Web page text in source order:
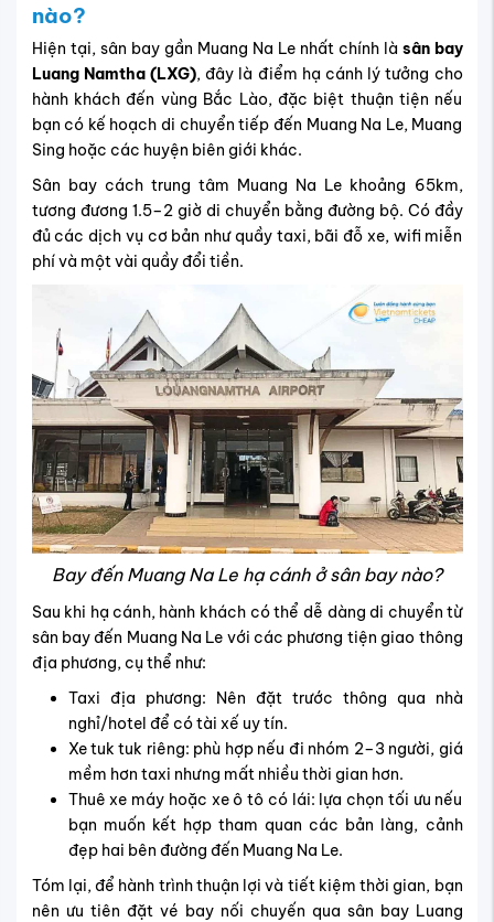
nào?
Hiện tại, sân bay gần Muang Na Le nhất chính là sân bay
Luang Namtha (LXG), đây là điểm hạ cánh lý tưởng cho
hành khách đến vùng Bắc Lào, đặc biệt thuận tiện nếu
bạn có kế hoạch di chuyển tiếp đến Muang Na Le, Muang
Sing hoặc các huyện biên giới khác.
Sân bay cách trung tâm Muang Na Le khoảng 65km,
tương đương 1.5–2 giờ di chuyển bằng đường bộ. Có đầy
đủ các dịch vụ cơ bản như quầy taxi, bãi đỗ xe, wifi miễn
phí và một vài quầy đổi tiền.
Bay đến Muang Na Le hạ cánh ở sân bay nào?
Sau khi hạ cánh, hành khách có thể dễ dàng di chuyển từ
sân bay đến Muang Na Le với các phương tiện giao thông
địa phương, cụ thể như:
Taxi địa phương: Nên đặt trước thông qua nhà
nghỉ/hotel để có tài xế uy tín.
Xe tuk tuk riêng: phù hợp nếu đi nhóm 2–3 người, giá
mềm hơn taxi nhưng mất nhiều thời gian hơn.
Thuê xe máy hoặc xe ô tô có lái: lựa chọn tối ưu nếu
bạn muốn kết hợp tham quan các bản làng, cảnh
đẹp hai bên đường đến Muang Na Le.
Tóm lại, để hành trình thuận lợi và tiết kiệm thời gian, bạn
nên ưu tiên đặt vé bay nối chuyến qua sân bay Luang